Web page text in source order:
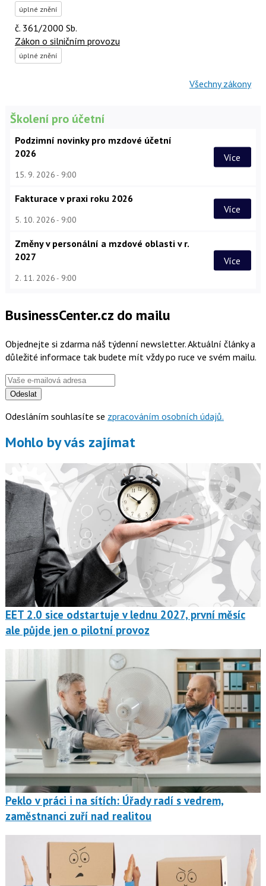
úplné znění
č. 361/2000 Sb.
Zákon o silničním provozu
úplné znění
Všechny zákony
Školení pro účetní
Podzimní novinky pro mzdové účetní
2026
15. 9. 2026 9:00
Více
Fakturace v praxi roku 2026
5. 10. 2026 9:00
Více
Změny v personální a mzdové oblasti v r.
2027
2. 11. 2026 9:00
Více
BusinessCenter.cz do mailu
Objednejte si zdarma náš týdenní newsletter. Aktuální články a
důležité informace tak budete mít vždy po ruce ve svém mailu.
Odeslat
Odesláním souhlasíte se zpracováním osobních údajů.
Mohlo by vás zajímat
EET 2.0 sice odstartuje v lednu 2027, první měsíc
ale půjde jen o pilotní provoz
Peklo v práci i na sítích: Úřady radí s vedrem,
zaměstnanci zuří nad realitou